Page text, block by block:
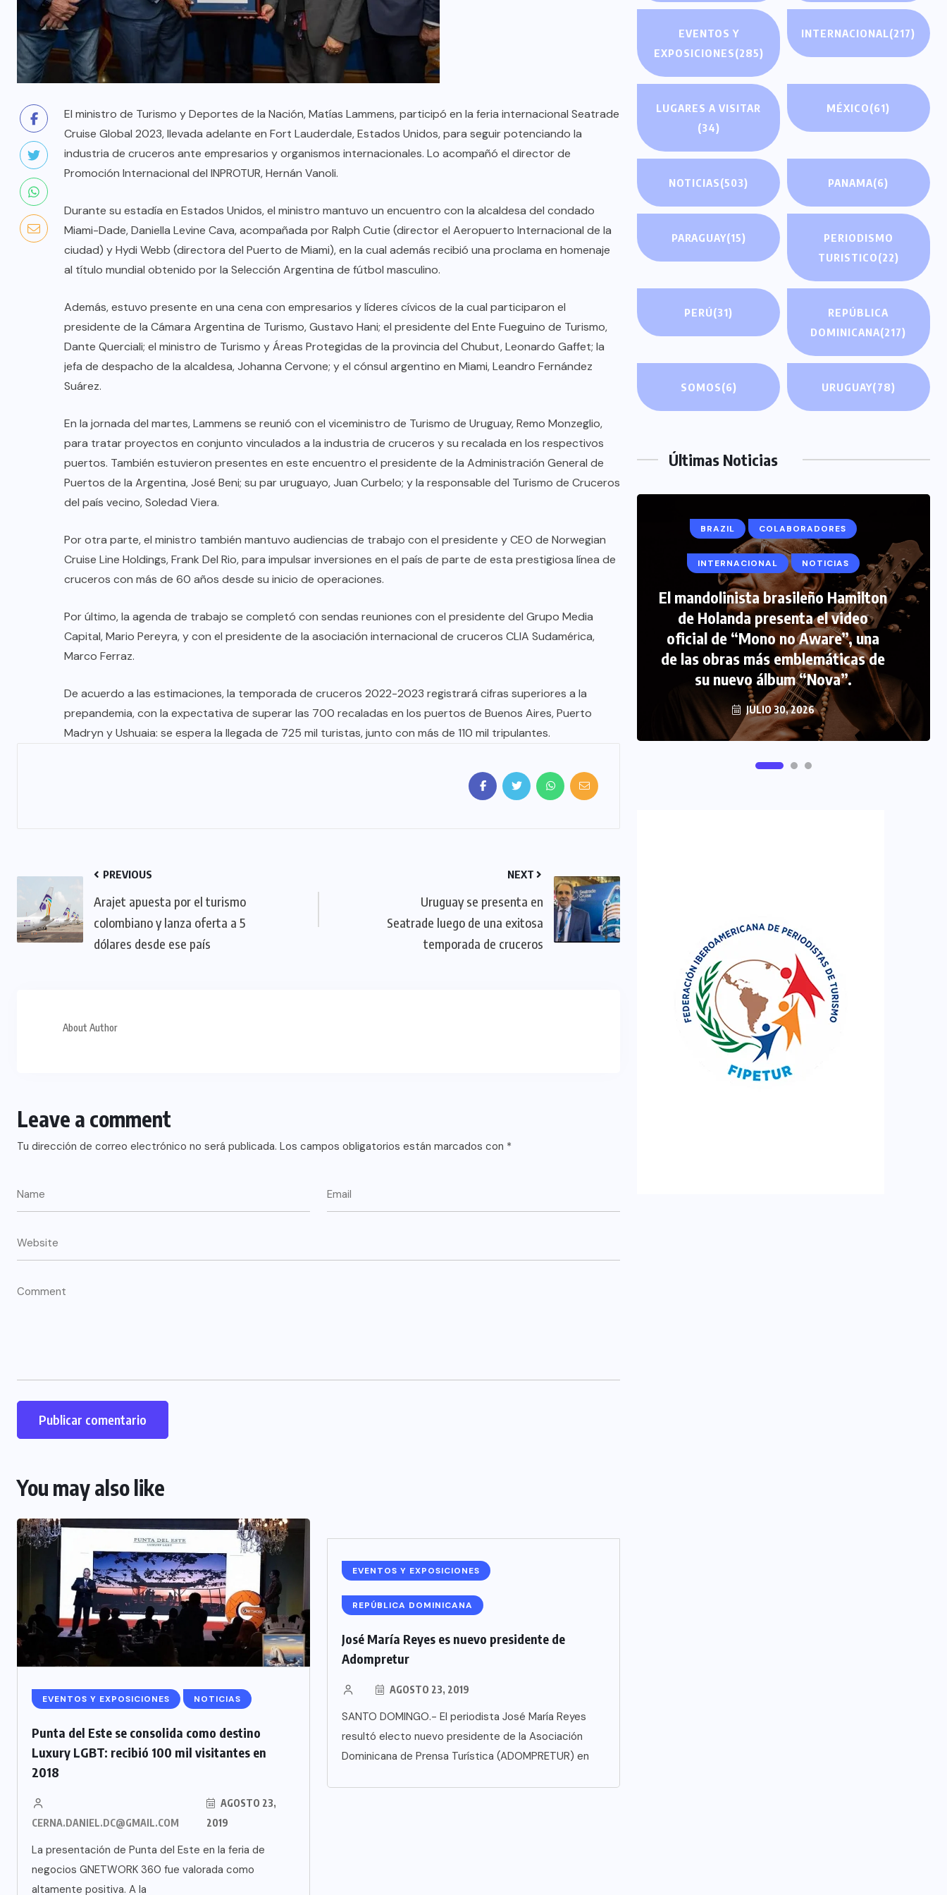
El ministro de Turismo y Deportes de la Nación, Matías Lammens, participó en la feria internacional Seatrade
Cruise Global 2023, llevada adelante en Fort Lauderdale, Estados Unidos, para seguir potenciando la
industria de cruceros ante empresarios y organismos internacionales. Lo acompañó el director de
Promoción Internacional del INPROTUR, Hernán Vanoli.
Durante su estadía en Estados Unidos, el ministro mantuvo un encuentro con la alcaldesa del condado
Miami-Dade, Daniella Levine Cava, acompañada por Ralph Cutie (director el Aeropuerto Internacional de la
ciudad) y Hydi Webb (directora del Puerto de Miami), en la cual además recibió una proclama en homenaje
al título mundial obtenido por la Selección Argentina de fútbol masculino.
Además, estuvo presente en una cena con empresarios y líderes cívicos de la cual participaron el
presidente de la Cámara Argentina de Turismo, Gustavo Hani; el presidente del Ente Fueguino de Turismo,
Dante Querciali; el ministro de Turismo y Áreas Protegidas de la provincia del Chubut, Leonardo Gaffet; la
jefa de despacho de la alcaldesa, Johanna Cervone; y el cónsul argentino en Miami, Leandro Fernández
Suárez.
En la jornada del martes, Lammens se reunió con el viceministro de Turismo de Uruguay, Remo Monzeglio,
para tratar proyectos en conjunto vinculados a la industria de cruceros y su recalada en los respectivos
puertos. También estuvieron presentes en este encuentro el presidente de la Administración General de
Puertos de la Argentina, José Beni; su par uruguayo, Juan Curbelo; y la responsable del Turismo de Cruceros
del país vecino, Soledad Viera.
Por otra parte, el ministro también mantuvo audiencias de trabajo con el presidente y CEO de Norwegian
Cruise Line Holdings, Frank Del Rio, para impulsar inversiones en el país de parte de esta prestigiosa línea de
cruceros con más de 60 años desde su inicio de operaciones.
Por último, la agenda de trabajo se completó con sendas reuniones con el presidente del Grupo Media
Capital, Mario Pereyra, y con el presidente de la asociación internacional de cruceros CLIA Sudamérica,
Marco Ferraz.
De acuerdo a las estimaciones, la temporada de cruceros 2022-2023 registrará cifras superiores a la
prepandemia, con la expectativa de superar las 700 recaladas en los puertos de Buenos Aires, Puerto
Madryn y Ushuaia: se espera la llegada de 725 mil turistas, junto con más de 110 mil tripulantes.
PREVIOUS
Arajet apuesta por el turismo
colombiano y lanza oferta a 5
dólares desde ese país
NEXT
Uruguay se presenta en
Seatrade luego de una exitosa
temporada de cruceros
About Author
Leave a comment
Tu dirección de correo electrónico no será publicada. Los campos obligatorios están marcados con *
You may also like
EVENTOS Y EXPOSICIONES NOTICIAS
Punta del Este se consolida como destino
Luxury LGBT: recibió 100 mil visitantes en
2018
CERNA.DANIEL.DC@GMAIL.COM
AGOSTO 23,
2019
La presentación de Punta del Este en la feria de
negocios GNETWORK 360 fue valorada como
altamente positiva. A la
EVENTOS Y EXPOSICIONES
REPÚBLICA DOMINICANA
José María Reyes es nuevo presidente de
Adompretur
AGOSTO 23, 2019
SANTO DOMINGO.- El periodista José María Reyes
resultó electo nuevo presidente de la Asociación
Dominicana de Prensa Turística (ADOMPRETUR) en
EVENTOS Y
EXPOSICIONES(285)
INTERNACIONAL(217)
LUGARES A VISITAR
(34)
MÉXICO(61)
NOTICIAS(503) PANAMA(6)
PARAGUAY(15)
PERIODISMO
TURISTICO(22)
PERÚ(31)
REPÚBLICA
DOMINICANA(217)
SOMOS(6) URUGUAY(78)
Últimas Noticias
NOTICIAS
EL FIN DEL MILAGRO BOHEMIO:
TULUM EN BANCARROTA
TURÍSTICA POR ABUSOS Y FALTA
JUNIO 24, 2026
BRAZIL COLABORADORES
INTERNACIONAL NOTICIAS
El mandolinista brasileño Hamilton
de Holanda presenta el video
oficial de “Mono no Aware”, una
de las obras más emblemáticas de
su nuevo álbum “Nova”.
JULIO 30, 2026
COLABORADORES INTERNACIONAL
NOTICIAS PERIODISMO TURISTICO
FIPETUR se solidariza con
Venezuela
JUNIO 29, 2026